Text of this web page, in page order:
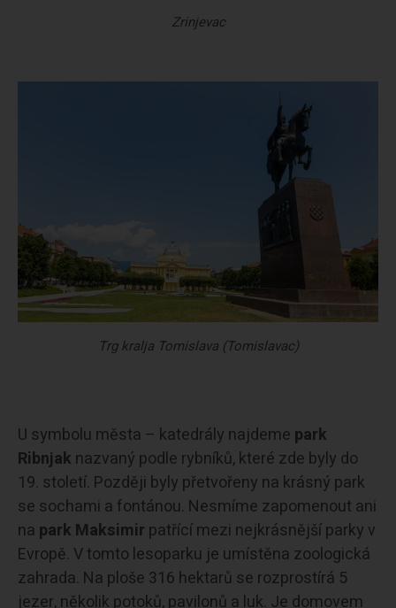
Zrinjevac
Trg kralja Tomislava (Tomislavac)
U symbolu města – katedrály najdeme park
Ribnjak nazvaný podle rybníků, které zde byly do
19. století. Později byly přetvořeny na krásný park
se sochami a fontánou. Nesmíme zapomenout ani
na park Maksimir patřící mezi nejkrásnější parky v
Evropě. V tomto lesoparku je umístěna zoologická
zahrada. Na ploše 316 hektarů se rozprostírá 5
jezer, několik potoků, pavilonů a luk. Je domovem